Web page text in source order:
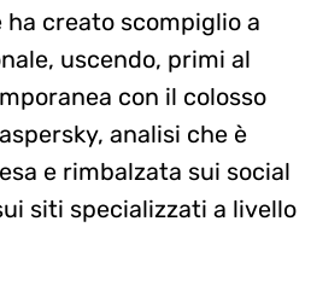
ha creato scompiglio a
uscendo, primi al
con il colosso
analisi che è
e rimbalzata sui social
siti specializzati a livello